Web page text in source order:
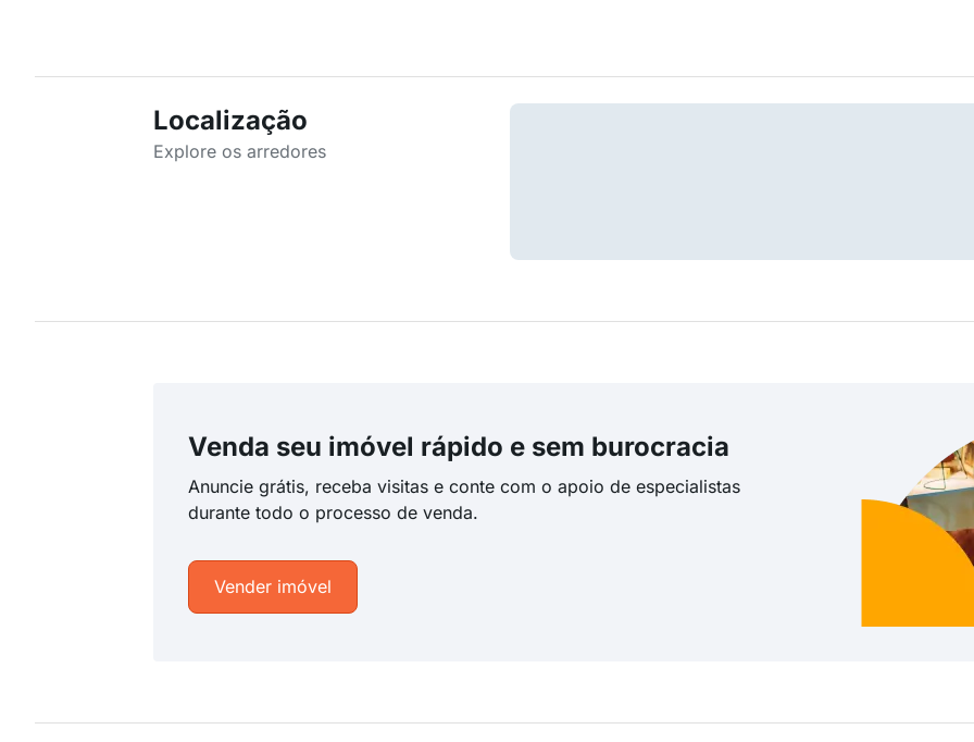
Localização
Explore os arredores
Venda seu imóvel rápido e sem burocracia
Anuncie grátis, receba visitas e conte com o apoio de especialistas
durante todo o processo de venda.
Vender imóvel